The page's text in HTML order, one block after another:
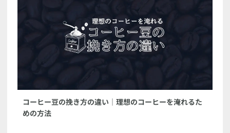
コーヒー豆の挽き方の違い｜理想のコーヒーを淹れるた
めの方法